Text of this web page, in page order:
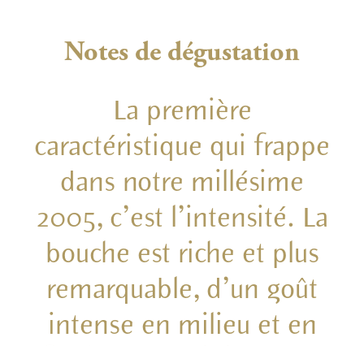
Notes de dégustation
La première
caractéristique qui frappe
dans notre millésime
2005, c’est l’intensité. La
bouche est riche et plus
remarquable, d’un goût
intense en milieu et en